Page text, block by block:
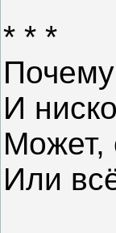
* * *
Почему
И
Может,
Или